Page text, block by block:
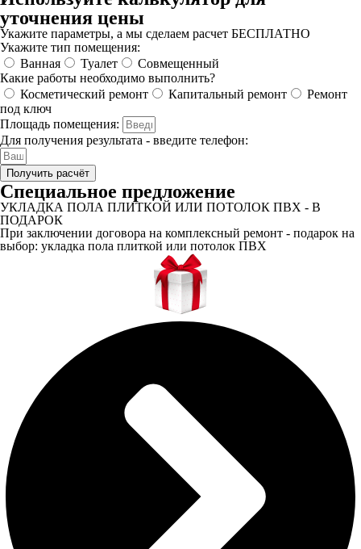
уточнения цены
Укажите параметры, а мы сделаем расчет БЕСПЛАТНО
Укажите тип помещения:
Ванная
Туалет
Совмещенный
Какие работы необходимо выполнить?
Косметический ремонт
Капитальный ремонт
Ремонт
под ключ
Площадь помещения:
Для получения результата - введите телефон:
Получить расчёт
Специальное предложение
УКЛАДКА ПОЛА ПЛИТКОЙ ИЛИ ПОТОЛОК ПВХ - В
ПОДАРОК
При заключении договора на комплексный ремонт - подарок на
выбор: укладка пола плиткой или потолок ПВХ